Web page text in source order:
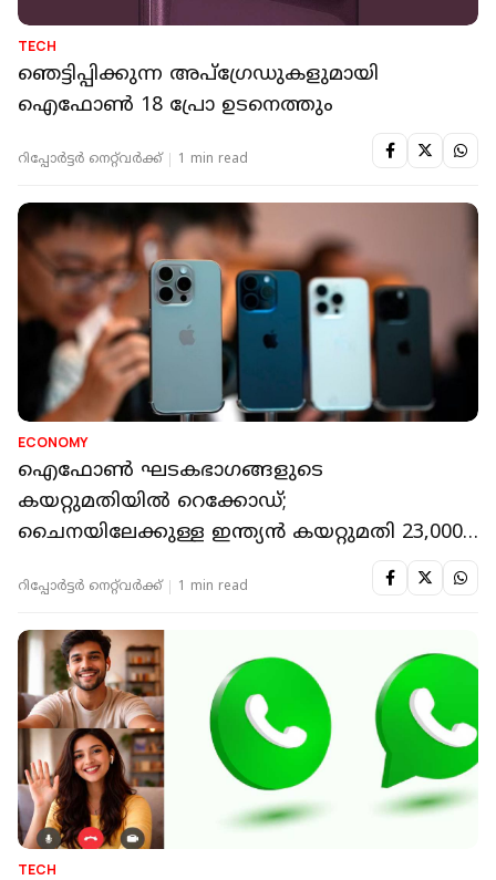
TECH
ഞെട്ടിപ്പിക്കുന്ന അപ്‌ഗ്രേഡുകളുമായി
ഐഫോണ്‍ 18 പ്രോ ഉടനെത്തും
റിപ്പോർട്ടർ നെറ്റ്‌വര്‍ക്ക്‌ 1 min read
ECONOMY
ഐഫോണ്‍ ഘടകഭാഗങ്ങളുടെ
കയറ്റുമതിയില്‍ റെക്കോഡ്;
ചൈനയിലേക്കുള്ള ഇന്ത്യന്‍ കയറ്റുമതി 23,000
റിപ്പോർട്ടർ നെറ്റ്‌വര്‍ക്ക്‌ 1 min read
TECH